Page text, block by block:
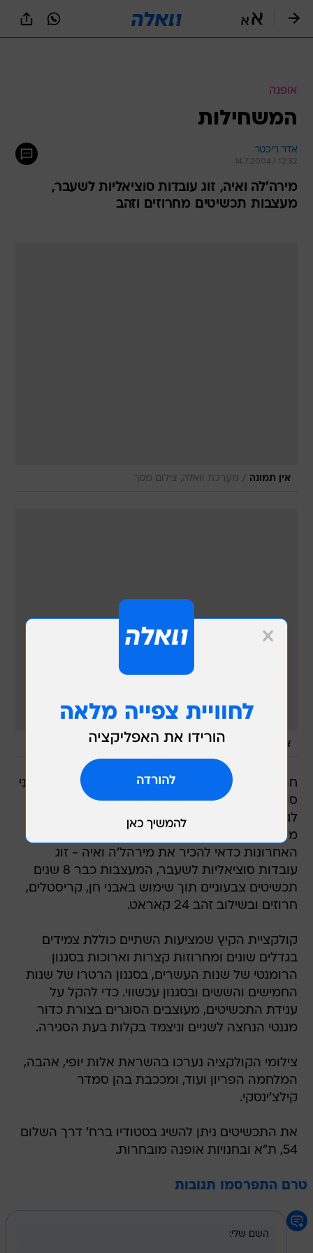
אופנה
המשחילות
אדר ריכטר
14.7.2004 / 12:32
מירה'לה ואיה, זוג עובדות סוציאליות לשעבר,
מעצבות תכשיטים מחרוזים וזהב
אין תמונה / מערכת וואלה, צילום מסך
אין תמונה מערכת וואלה, צילום מסך
חודשי יולי אוגוסט מחלקים את אוכלסיית הנשים לשני
סוגים: אלה שלא יסבלו כל תכשיט העלול להצמד
לגופן בלחות הדביקה של הקיץ, ואלה שינצלו את
מינימום הבגדים למקסימום תכשיטים. לאלו
האחרונות כדאי להכיר את מירהל'ה ואיה - זוג
עובדות סוציאליות לשעבר, המעצבות כבר 8 שנים
תכשיטים צבעוניים תוך שימוש באבני חן, קריסטלים,
חרוזים ובשילוב זהב 24 קאראט.
קולקציית הקיץ שמציעות השתיים כוללת צמידים
בגדלים שונים ומחרוזות קצרות וארוכות בסגנון
הרומנטי של שנות העשרים, בסגנון הרטרו של שנות
החמישים והששים ובסגנון עכשווי. כדי להקל על
ענידת התכשיטים, מעוצבים הסוגרים בצורת כדור
מגנטי הנחצה לשניים וניצמד בקלות בעת הסגירה.
צילומי הקולקציה נערכו בהשראת אלות יופי, אהבה,
המלחמה הפריון ועוד, ומככבת בהן סמדר
קילצ'ינסקי.
את התכשיטים ניתן להשיג בסטודיו ברח' דרך השלום
54, ת"א ובחנויות אופנה מובחרות.
טרם התפרסמו תגובות